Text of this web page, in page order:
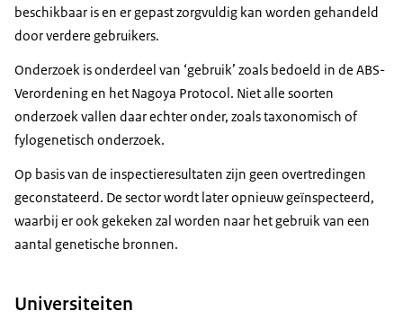
beschikbaar is en er gepast zorgvuldig kan worden gehandeld
door verdere gebruikers.
Onderzoek is onderdeel van ‘gebruik’ zoals bedoeld in de ABS-
Verordening en het Nagoya Protocol. Niet alle soorten
onderzoek vallen daar echter onder, zoals taxonomisch of
fylogenetisch onderzoek.
Op basis van de inspectieresultaten zijn geen overtredingen
geconstateerd. De sector wordt later opnieuw geïnspecteerd,
waarbij er ook gekeken zal worden naar het gebruik van een
aantal genetische bronnen.
Universiteiten